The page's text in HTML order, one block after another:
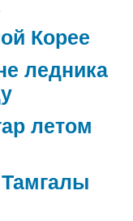
Корее
ледника
летом